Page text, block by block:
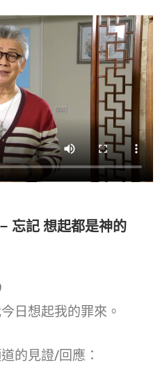
忘記 想起都是神的
日想起我的罪來。
的見證/回應：